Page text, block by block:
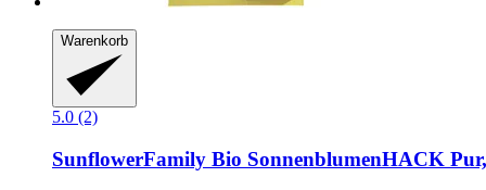
Warenkorb
5.0 (2)
SunflowerFamily Bio SonnenblumenHACK